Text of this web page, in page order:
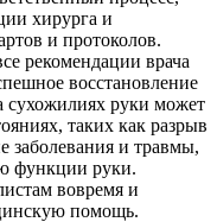
хирурга и
и протоколов.
рекомендации врача
восстановление
сухожилиях руки может
таких как разрыв
заболевания и травмы,
функции руки.
вовремя и
помощь.